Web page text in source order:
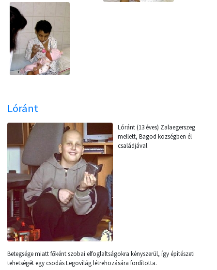
Lóránt
Lóránt (13 éves) Zalaegerszeg
mellett, Bagod községben él
családjával.
Betegsége miatt főként szobai elfoglaltságokra kényszerül, így építészeti
tehetségét egy csodás Legovilág létrehozására fordította.